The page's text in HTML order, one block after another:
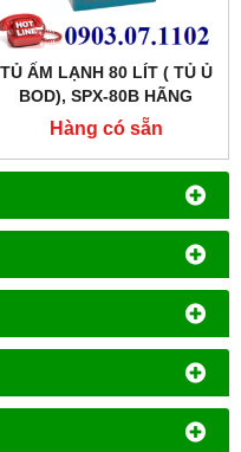
TỦ ẤM LẠNH 80 LÍT ( TỦ Ủ
BOD), SPX-80B HÃNG
XINGCHEN SHKT
Hàng có sẵn